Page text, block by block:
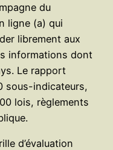
du
ligne (a) qui
librement aux
informations dont
Le rapport
sous-indicateurs,
lois, règlements
d’évaluation